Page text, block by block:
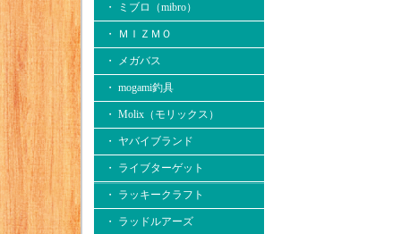
・ ミブロ（mibro）
・ ＭＩＺＭＯ
・ メガバス
・ mogami釣具
・ Molix（モリックス）
・ ヤバイブランド
・ ライブターゲット
・ ラッキークラフト
・ ラッドルアーズ